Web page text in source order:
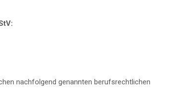
nachfolgend genannten berufsrechtlichen